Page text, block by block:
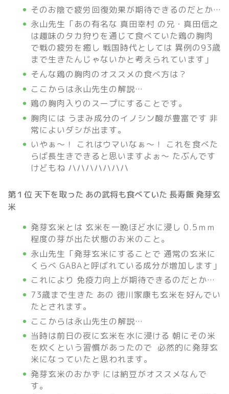
そのお陰で疲労回復効果が期待できるのだとか…
永山先生「あの有名な 真田幸村 の兄・真田信之
は趣味のタカ狩りを通じて食べていた鶏の胸肉
で戦の疲労を癒し 戦国時代としては 異例の93歳
まで生きたんじゃないかと考えられています」
そんな鶏の胸肉のオススメの食べ方は？
ここからは永山先生の解説…
鶏の胸肉入りのスープにすることです。
胸肉には うまみ成分のイノシン酸が豊富です 非
常によいダシが出ます。
いやぁ～！ これはウマいなぁ～！ これを食べた
らば長生きできると思いますよぉ～ たぶんです
けどもね ハハハハハハハ
第１位 天下を取った あの武将も食べていた 長寿飯 発芽玄
米
発芽玄米とは 玄米を一晩ほど水に浸し 0.5ｍｍ
程度の芽が出た状態のお米のこと。
永山先生「発芽玄米にすることで 通常の玄米に
くらべ GABAと呼ばれている成分が増加します」
これにより 免疫力向上が期待できるのだとか…
73歳まで生きた あの 徳川家康も玄米を好んでい
たとされます。
ここからは永山先生の解説…
当時は前日の夜に玄米を水に浸ける 朝にその米
を炊くという習慣があったので 必然的に発芽玄
米になっていたと思われます。
発芽玄米のおかず には納豆がオススメなんで
す。